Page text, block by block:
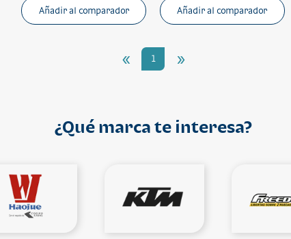
Añadir al comparador Añadir al comparador
« 1 »
¿Qué marca te interesa?